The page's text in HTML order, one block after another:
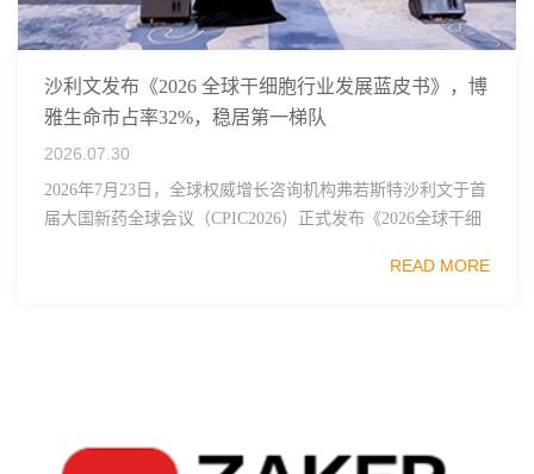
沙利文发布《2026 全球干细胞行业发展蓝皮书》，博
雅生命市占率32%，稳居第一梯队
2026.07.30
2026年7月23日，全球权威增长咨询机构弗若斯特沙利文于首
届大国新药全球会议（CPIC2026）正式发布《2026全球干细
READ MORE